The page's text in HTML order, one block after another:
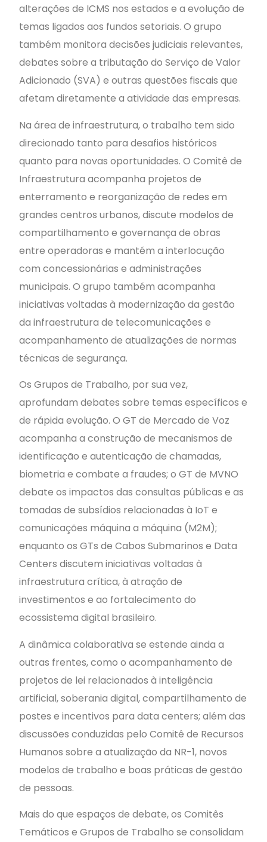
alterações de ICMS nos estados e a evolução de
temas ligados aos fundos setoriais. O grupo
também monitora decisões judiciais relevantes,
debates sobre a tributação do Serviço de Valor
Adicionado (SVA) e outras questões fiscais que
afetam diretamente a atividade das empresas.
Na área de infraestrutura, o trabalho tem sido
direcionado tanto para desafios históricos
quanto para novas oportunidades. O Comitê de
Infraestrutura acompanha projetos de
enterramento e reorganização de redes em
grandes centros urbanos, discute modelos de
compartilhamento e governança de obras
entre operadoras e mantém a interlocução
com concessionárias e administrações
municipais. O grupo também acompanha
iniciativas voltadas à modernização da gestão
da infraestrutura de telecomunicações e
acompanhamento de atualizações de normas
técnicas de segurança.
Os Grupos de Trabalho, por sua vez,
aprofundam debates sobre temas específicos e
de rápida evolução. O GT de Mercado de Voz
acompanha a construção de mecanismos de
identificação e autenticação de chamadas,
biometria e combate a fraudes; o GT de MVNO
debate os impactos das consultas públicas e as
tomadas de subsídios relacionadas à IoT e
comunicações máquina a máquina (M2M);
enquanto os GTs de Cabos Submarinos e Data
Centers discutem iniciativas voltadas à
infraestrutura crítica, à atração de
investimentos e ao fortalecimento do
ecossistema digital brasileiro.
A dinâmica colaborativa se estende ainda a
outras frentes, como o acompanhamento de
projetos de lei relacionados à inteligência
artificial, soberania digital, compartilhamento de
postes e incentivos para data centers; além das
discussões conduzidas pelo Comitê de Recursos
Humanos sobre a atualização da NR-1, novos
modelos de trabalho e boas práticas de gestão
de pessoas.
Mais do que espaços de debate, os Comitês
Temáticos e Grupos de Trabalho se consolidam